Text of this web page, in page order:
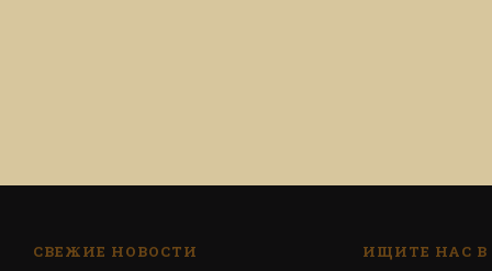
СВЕЖИЕ НОВОСТИ
ИЩИТЕ НАС В